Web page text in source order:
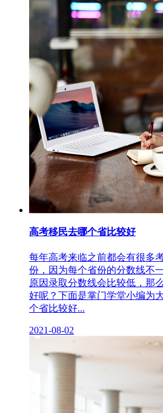
高考移民去哪个省比较好
每年高考来临之前都会有很多
份，因为每个省份的分数线不
原因录取分数线会比较低，那
好呢？下面是掌门学堂小编为
个省比较好...
2021-08-02